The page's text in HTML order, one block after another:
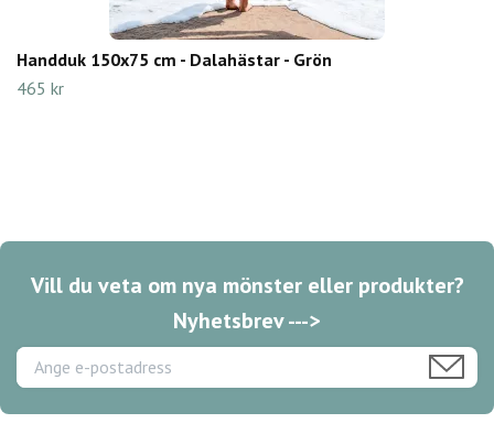
Handduk 150x75 cm - Dalahästar - Grön
465 kr
Vill du veta om nya mönster eller produkter?
Nyhetsbrev --->